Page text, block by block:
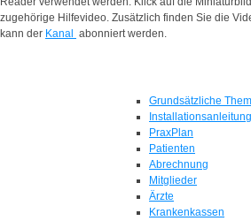
zugehörige Hilfevideo. Zusätzlich finden Sie die
kann der Kanal abonniert werden.
Grundsätzliche
Installationsanleitung
PraxPlan
Patienten
Abrechnung
Mitglieder
Ärzte
Krankenkassen